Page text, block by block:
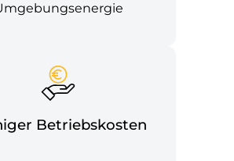
Betriebskosten